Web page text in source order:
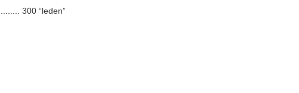
........ 300 “leden”